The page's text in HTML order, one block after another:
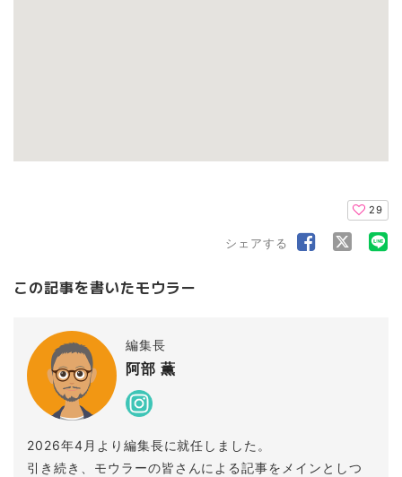
29
シェアする
この記事を書いたモウラー
編集長
阿部 薫
2026年4月より編集長に就任しました。
引き続き、モウラーの皆さんによる記事をメインとしつ